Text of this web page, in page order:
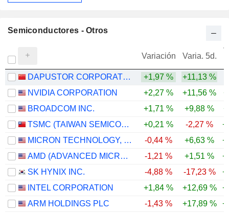
Semiconductores - Otros
Variación Varia. 5d.
DAPUSTOR CORPORATION +1,97 %
+11,13 %
NVIDIA CORPORATION
+2,27 % +11,56 %
BROADCOM INC.
+1,71 % +9,88 %
TSMC (TAIWAN SEMICONDUCTOR MANUFACTURING COMPANY)
+0,21 % -2,27 %
MICRON TECHNOLOGY, INC.
-0,44 % +6,63 %
AMD (ADVANCED MICRO DEVICES)
-1,21 % +1,51 %
SK HYNIX INC.
-4,88 % -17,23 %
INTEL CORPORATION
+1,84 % +12,69 %
ARM HOLDINGS PLC
-1,43 % +17,89 %